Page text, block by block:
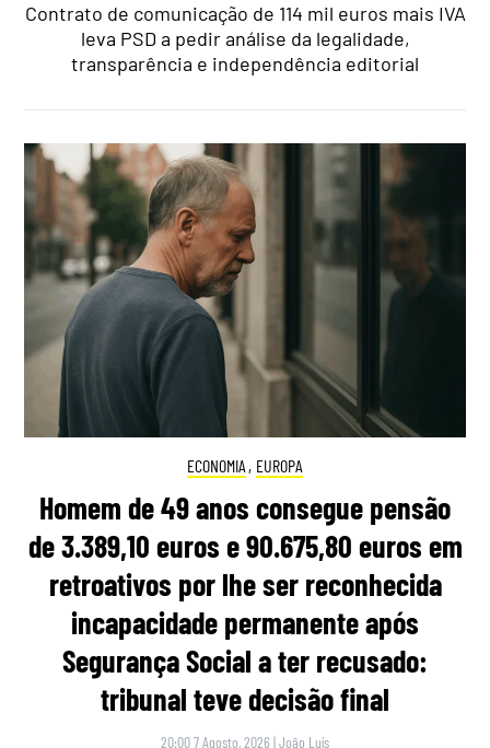
Contrato de comunicação de 114 mil euros mais IVA
leva PSD a pedir análise da legalidade,
transparência e independência editorial
ECONOMIA , EUROPA
Homem de 49 anos consegue pensão
de 3.389,10 euros e 90.675,80 euros em
retroativos por lhe ser reconhecida
incapacidade permanente após
Segurança Social a ter recusado:
tribunal teve decisão final
20:00 7 Agosto, 2026 |João Luís